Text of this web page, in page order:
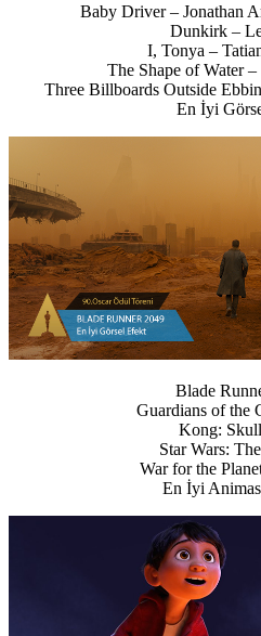
Baby Driver – Jonathan
Dunkirk –
I, Tonya –
The Shape of Water
Three Billboards Outside
En İyi
Blade
Guardians of the
Kong:
Star Wars:
War for the
En İyi